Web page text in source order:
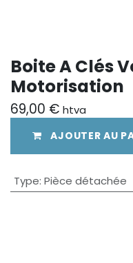
Boite A Clés
Motorisation
69,00 € htva
AJOUTER AU
Type: Pièce détachée